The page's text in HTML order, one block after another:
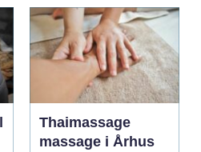
Thaimassage
massage i Århus